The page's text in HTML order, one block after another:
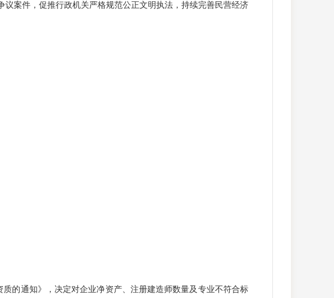
案件，促推行政机关严格规范公正文明执法，持续完善民营经济
的通知》，决定对企业净资产、注册建造师数量及专业不符合标